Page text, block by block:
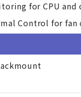
for CPU and
Control for fan